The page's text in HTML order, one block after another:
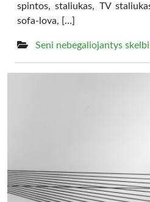
spintos, staliukas, TV
sofa-lova, […]
Seni nebegaliojantys